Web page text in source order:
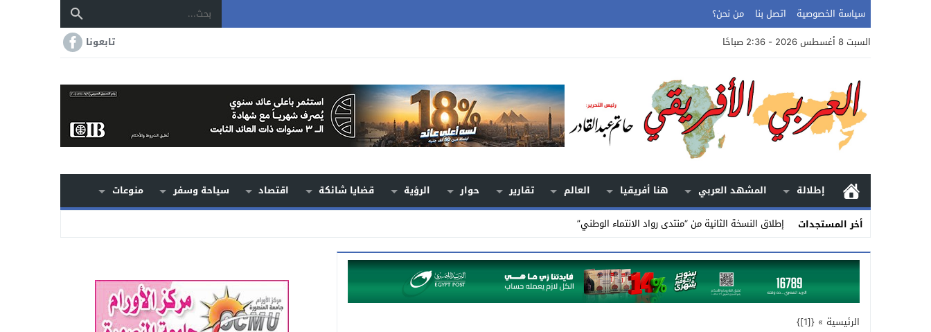
سياسة الخصوصية اتصل بنا
من نحن؟
السبت 8 أغسطس 2026 - 2:36 صباحًا
تابعونا
إطلالة المشهد العربي هنا أفريقيا العالم تقارير حوار الرؤية قضايا شائكة اقتصاد سياحة وسفر
منوعات
أخر المستجدات
إطلاق النسخة الثانية من “منتدى رواد الانتماء الوطني”
Stop
Previous
Next
الرئيسية »
{[1]}